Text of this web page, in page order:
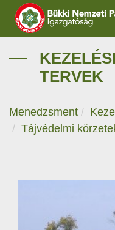
IGAZGATÓSÁG
TERMÉSZETVÉDELEM
VÍZVÉDELEM
TERVEK
Menedzsment
Tájvédelmi